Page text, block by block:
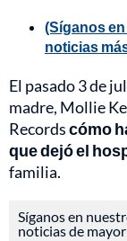
(Síganos
noticias
El pasado 3 de
madre, Mollie
Recordscómo
que dejó el
familia.
Síganos en
noticias de